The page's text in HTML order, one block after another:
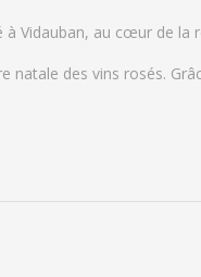
Vidauban, au cœur de
natale des vins rosés.